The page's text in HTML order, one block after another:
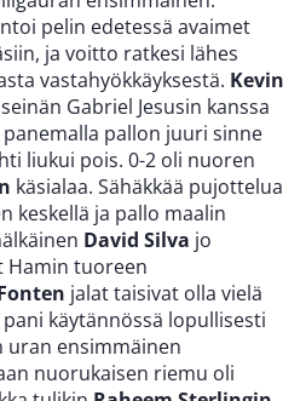
pelin edetessä avaimet
ja voitto ratkesi lähes
vastahyökkäyksestä. Kevin
Gabriel Jesusin kanssa
pallon juuri sinne
liukui pois. 0-2 oli nuoren
käsialaa. Sähäkkää pujottelua
keskellä ja pallo maalin
David Silva jo
Hamin tuoreen
jalat taisivat olla vielä
käytännössä lopullisesti
uran ensimmäinen
nuorukaisen riemu oli